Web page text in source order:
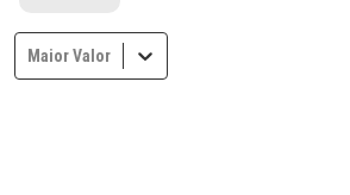
Maior Valor